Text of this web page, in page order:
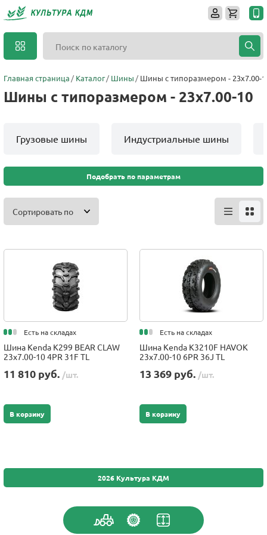
Главная страница Каталог Шины Шины с типоразмером - 23x7.00-
Шины с типоразмером - 23x7.00-10
Грузовые шины Индустриальные шины
Подобрать по параметрам
Сортировать по
Есть на складах
Шина Kenda K299 BEAR CLAW
23x7.00-10 4PR 31F TL
11 810 руб. /шт.
В корзину
Есть на складах
Шина Kenda K3210F HAVOK
23x7.00-10 6PR 36J TL
13 369 руб. /шт.
В корзину
2026 Культура КДМ